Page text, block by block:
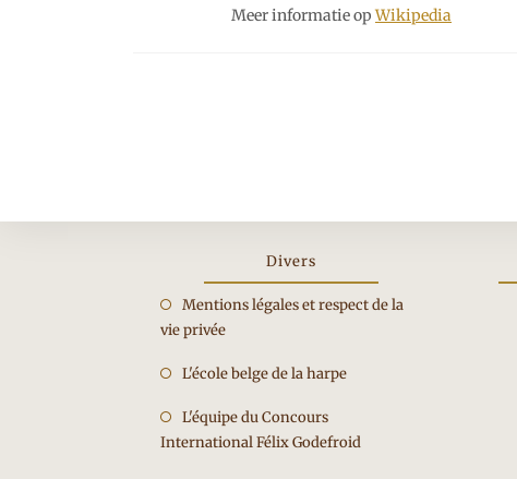
Meer informatie opWikipedia
Divers
Mentions légales et respect de la
vie privée
L'école belge de la harpeOpent
nieuwe
L'équipe du Concours
International Félix Godefroid